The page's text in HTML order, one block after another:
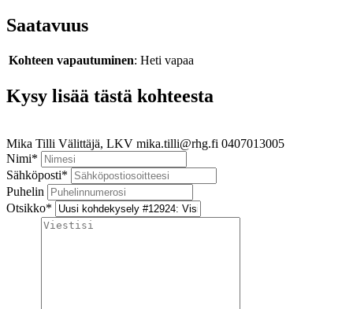
Saatavuus
Kohteen vapautuminen: Heti vapaa
Kysy lisää tästä kohteesta
Mika Tilli Välittäjä, LKV mika.tilli@rhg.fi 0407013005
Nimi*
Sähköposti*
Puhelin
Otsikko*